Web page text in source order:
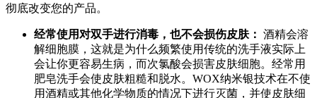
彻底改变您的产品。
经常使用对双手进行消毒，也不会损伤皮肤： 酒精会溶
解细胞膜，这就是为什么频繁使用传统的洗手液实际上
会让你更容易生病，而次氯酸会损害皮肤细胞。经常用
肥皂洗手会使皮肤粗糙和脱水。WOX纳米银技术在不使
用酒精或其他化学物质的情况下进行灭菌，并使皮肤细